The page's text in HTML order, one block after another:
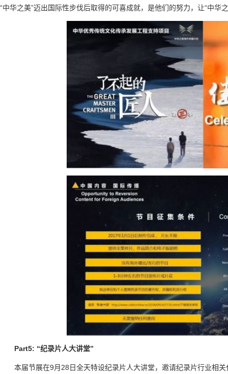
“中华之美”迈出国际性步伐后取得的可喜成就，是他们的努力，让“中华
Part5: “纪录片人大讲堂”
本届节展在9月28日全天特设纪录片人大讲堂，邀请纪录片行业相